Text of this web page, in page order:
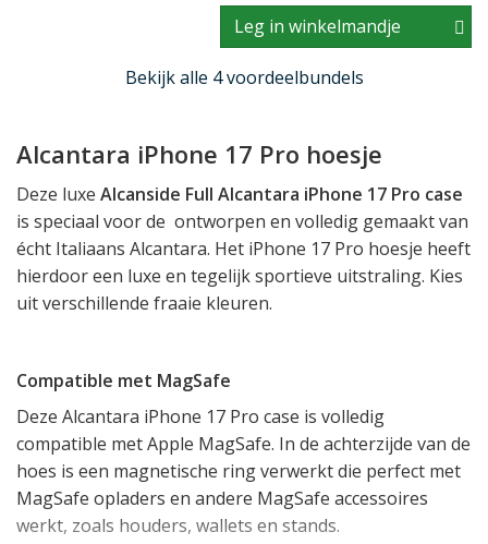
Leg in winkelmandje
Bekijk alle 4 voordeelbundels
Alcantara iPhone 17 Pro hoesje
Deze luxe Alcanside Full Alcantara iPhone 17 Pro case
is speciaal voor de ontworpen en volledig gemaakt van
écht Italiaans Alcantara. Het iPhone 17 Pro hoesje heeft
hierdoor een luxe en tegelijk sportieve uitstraling. Kies
uit verschillende fraaie kleuren.
Compatible met MagSafe
Deze Alcantara iPhone 17 Pro case is volledig
compatible met Apple MagSafe. In de achterzijde van de
hoes is een magnetische ring verwerkt die perfect met
MagSafe opladers en andere MagSafe accessoires
werkt, zoals houders, wallets en stands.